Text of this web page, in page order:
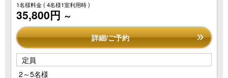
1名様料金( 4名様1室利用時 )
35,800円 ～
詳細/ご予約
定員
2～5名様